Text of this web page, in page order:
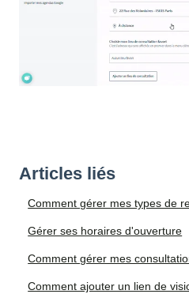
Articles liés
Comment gérer mes types de
Gérer ses horaires d'ouverture
Comment gérer mes
Comment ajouter un lien de